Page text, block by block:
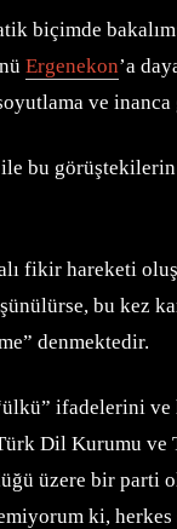
biçimde
Ergenekon’a
ve
bu
fikir hareketi
bu kez
denmektedir.
ifadelerini ve
Dil Kurumu
üzere bir
ki,